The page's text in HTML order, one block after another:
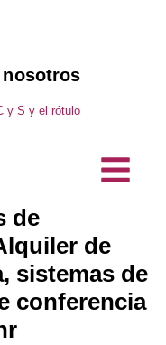
con IA
/ micrófonos
el PCS
nosotros
de
de
sistemas de
conferencia